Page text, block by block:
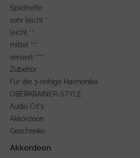
Spielhefte
sehr leicht *
leicht **
mittel ***
versiert ****
Zubehör
Für die 3-reihige Harmonika
OBERKRAINER-STYLE
Audio Cd's
Akkordeon
Geschenke